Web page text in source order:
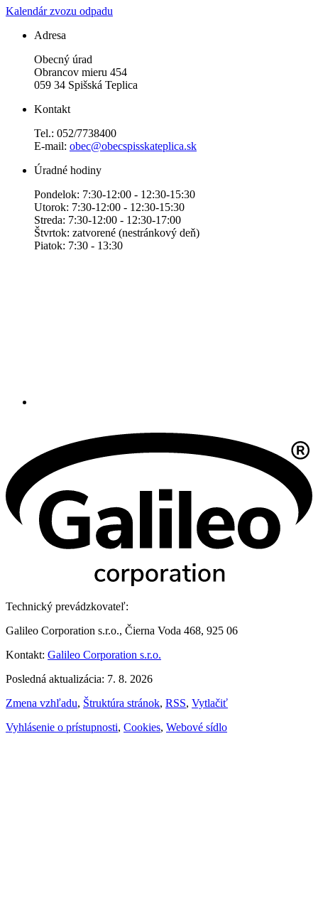
Kalendár zvozu odpadu
Adresa
Obecný úrad
Obrancov mieru 454
059 34 Spišská Teplica
Kontakt
Tel.: 052/7738400
E-mail: obec@obecspisskateplica.sk
Úradné hodiny
Pondelok: 7:30-12:00 - 12:30-15:30
Utorok: 7:30-12:00 - 12:30-15:30
Streda: 7:30-12:00 - 12:30-17:00
Štvrtok: zatvorené (nestránkový deň)
Piatok: 7:30 - 13:30
Technický prevádzkovateľ:
Galileo Corporation s.r.o., Čierna Voda 468, 925 06
Kontakt: Galileo Corporation s.r.o.
Posledná aktualizácia: 7. 8. 2026
Zmena vzhľadu, Štruktúra stránok, RSS, Vytlačiť
Vyhlásenie o prístupnosti, Cookies, Webové sídlo